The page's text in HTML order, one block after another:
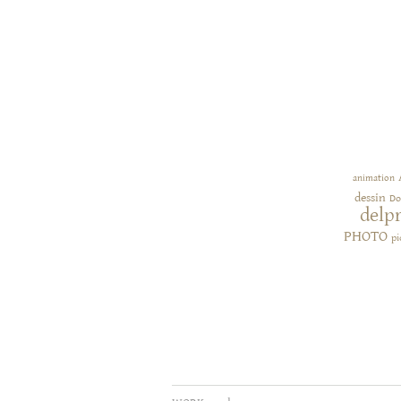
animation
dessin
PHOTO